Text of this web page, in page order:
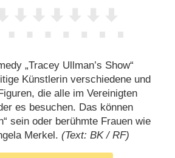
„Tracey Ullman’s Show“
Künstlerin verschiedene und
die alle im Vereinigten
es besuchen. Das können
sein oder berühmte Frauen wie
Merkel. (Text: BK / RF)